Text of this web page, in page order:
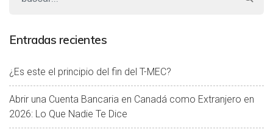
Entradas recientes
¿Es este el principio del fin del T-MEC?
Abrir una Cuenta Bancaria en Canadá como Extranjero en
2026: Lo Que Nadie Te Dice